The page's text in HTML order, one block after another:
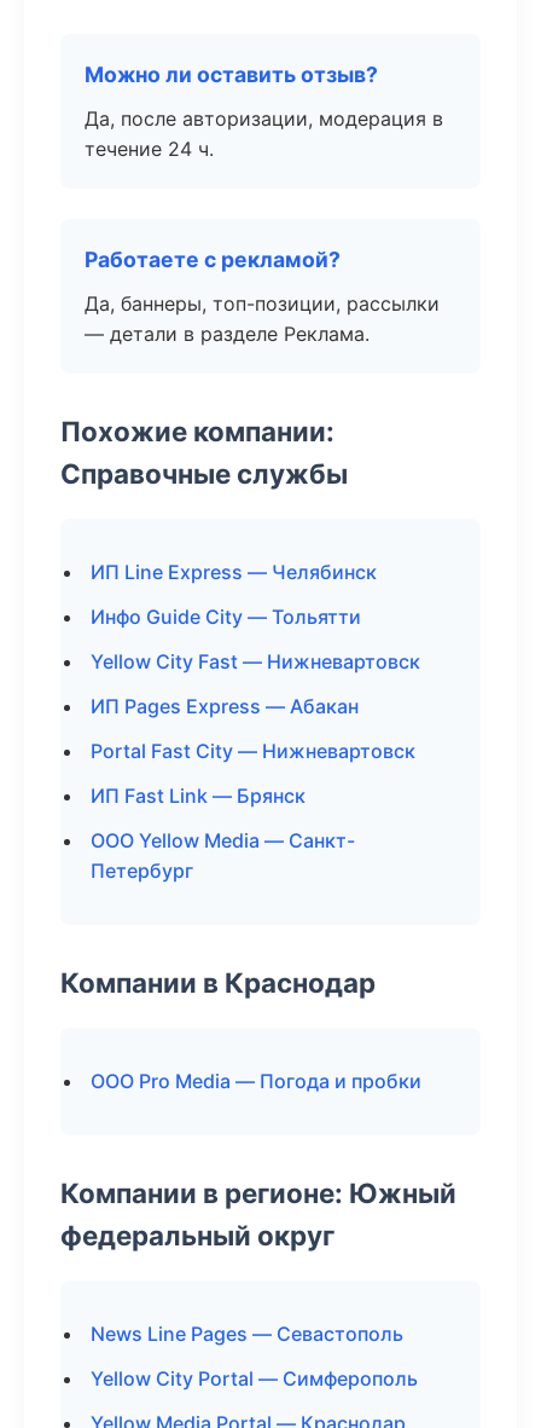
Можно ли оставить отзыв?
Да, после авторизации, модерация в
течение 24 ч.
Работаете с рекламой?
Да, баннеры, топ-позиции, рассылки
— детали в разделе Реклама.
Похожие компании:
Справочные службы
ИП Line Express — Челябинск
Инфо Guide City — Тольятти
Yellow City Fast — Нижневартовск
ИП Pages Express — Абакан
Portal Fast City — Нижневартовск
ИП Fast Link — Брянск
ООО Yellow Media — Санкт-
Петербург
Компании в Краснодар
ООО Pro Media — Погода и пробки
Компании в регионе: Южный
федеральный округ
News Line Pages — Севастополь
Yellow City Portal — Симферополь
Yellow Media Portal — Краснодар